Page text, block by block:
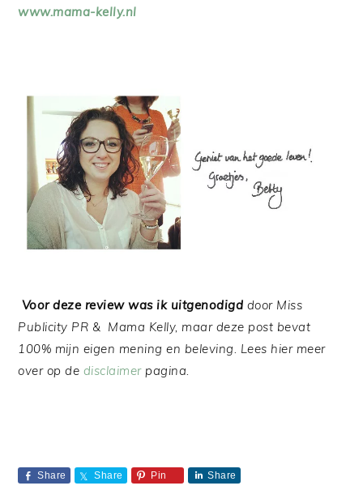
www.mama-kelly.nl
Voor deze review was ik uitgenodigd door Miss
Publicity PR & Mama Kelly, maar deze post bevat
100% mijn eigen mening en beleving. Lees hier meer
over op de disclaimerpagina.
Share Share Pin Share